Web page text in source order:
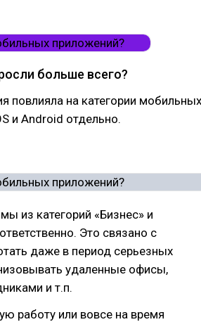
больше всего?
повлияла на категории мобильных
и Android отдельно.
из категорий «Бизнес» и
Это связано с
даже в период серьезных
удаленные офисы,
и т.п.
работу или вовсе на время